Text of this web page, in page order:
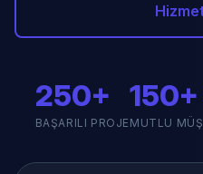
250+
BAŞARILI PROJE
150+
MUTLU